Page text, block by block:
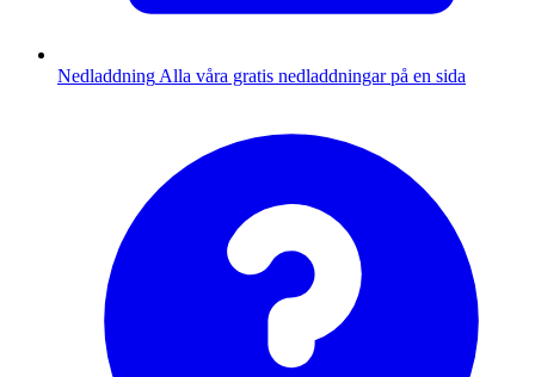
Nedladdning Alla våra gratis nedladdningar på en sida